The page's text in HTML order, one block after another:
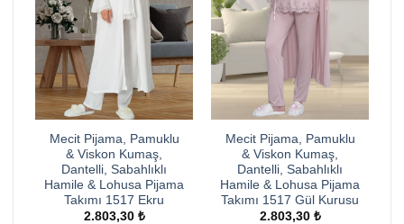
Mecit Pijama, Pamuklu
& Viskon Kumaş,
Dantelli, Sabahlıklı
Hamile & Lohusa Pijama
Takımı 1517 Ekru
2.803,30 ₺
Mecit Pijama, Pamuklu
& Viskon Kumaş,
Dantelli, Sabahlıklı
Hamile & Lohusa Pijama
Takımı 1517 Gül Kurusu
2.803,30 ₺